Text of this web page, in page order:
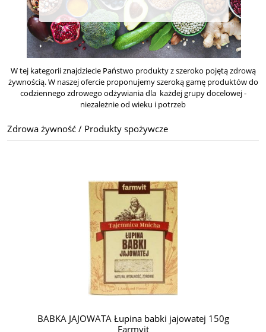
W tej kategorii znajdziecie Państwo produkty z szeroko pojętą zdrową
żywnością.W naszej ofercie proponujemy szeroką gamę produktów do
codziennego zdrowego odżywiania dla każdej grupy docelowej -
niezależnie od wieku i potrzeb
Zdrowa żywność / Produkty spożywcze
BABKA JAJOWATA Łupina babki jajowatej 150g
Farmvit